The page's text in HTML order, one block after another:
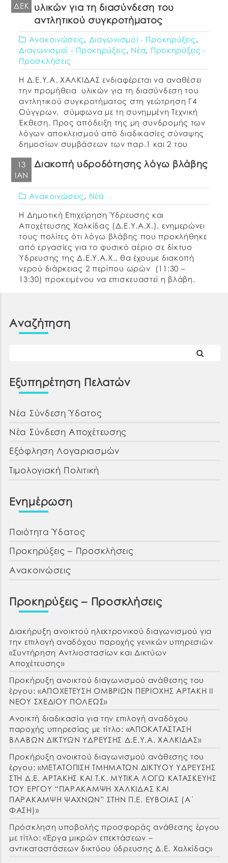
ΔΕΚ
υλικών για τη διασύνδεση του
αντλητικού συγκροτήματος
Ανακοινώσεις , Διαγωνισμοί - Προκηρύξεις ,
Διαγωνισμοί - Προκηρύξεις , Νέα, Προκηρύξεις -
Προσκλήσεις
Η Δ.Ε.Υ.Α. ΧΑΛΚΙΔΑΣ ενδιαφέρεται να αναθέσει
την προμήθεια υλικών για τη διασύνδεση του
αντλητικού συγκροτήματος στη γεώτρηση Γ4
Ούγγρων, σύμφωνα με τη συνημμένη Τεχνική
Έκθεση. Προς απόδειξη της μη συνδρομής των
λόγων αποκλεισμού από διαδικασίες σύναψης
δημοσίων συμβάσεων των παρ.1 και 2 του
μαζί με την προσφορά σας, να μας […]
13
ΙΑΝ
Διακοπή υδροδότησης λόγω βλάβης
Ανακοινώσεις , Νέα
Η Δημοτική Επιχείρηση Ύδρευσης και
Αποχέτευσης Χαλκίδας (Δ.Ε.Υ.Α.Χ.), ενημερώνει
τους πολίτες ότι λόγω βλάβης που προκλήθηκε
από εργασίες για το φυσικό αέριο σε δίκτυο
Ύδρευσης της Δ.Ε.Υ.Α.Χ., θα έχουμε διακοπή
νερού διάρκειας 2 περίπου ωρών (11:30 –
13:30) προκειμένου να επισκευαστεί η βλάβη.
Αναζήτηση
Εξυπηρέτηση Πελατών
Νέα Σύνδεση Ύδατος
Νέα Σύνδεση Αποχέτευσης
Εξόφληση Λογαριασμών
Τιμολογιακή Πολιτική
Ενημέρωση
Ποιότητα Ύδατος
Προκηρύξεις – Προσκλήσεις
Ανακοινώσεις
Προκηρύξεις – Προσκλήσεις
Διακήρυξη ανοικτού ηλεκτρονικού διαγωνισμού για
την επιλογή αναδόχου παροχής γενικών υπηρεσιών
«Συντήρηση Αντλιοστασίων και Δικτύων
Αποχέτευσης»
Προκήρυξη ανοικτού διαγωνισμού ανάθεσης του
έργου: «ΑΠΟΧΕΤΕΥΣΗ ΟΜΒΡΙΩΝ ΠΕΡΙΟΧΗΣ ΑΡΤΑΚΗ ΙΙ
ΝΕΟΥ ΣΧΕΔΙΟΥ ΠΟΛΕΩΣ»
Ανοικτή διαδικασία για την επιλογή αναδόχου
παροχής υπηρεσίας με τίτλο: «ΑΠΟΚΑΤΑΣΤΑΣΗ
ΒΛΑΒΩΝ ΔΙΚΤΥΩΝ ΥΔΡΕΥΣΗΣ Δ.Ε.Υ.Α. ΧΑΛΚΙΔΑΣ»
Προκήρυξη ανοικτού διαγωνισμού ανάθεσης του
έργου: «ΜΕΤΑΤΟΠΙΣΗ ΤΜΗΜΑΤΩΝ ΔΙΚΤΥΟΥ ΥΔΡΕΥΣΗΣ
ΣΤΗ Δ.Ε. ΑΡΤΑΚΗΣ ΚΑΙ Τ.Κ. ΜΥΤΙΚΑ ΛΟΓΩ ΚΑΤΑΣΚΕΥΗΣ
ΤΟΥ ΕΡΓΟΥ “ΠΑΡΑΚΑΜΨΗ ΧΑΛΚΙΔΑΣ ΚΑΙ
ΠΑΡΑΚΑΜΨΗ ΨΑΧΝΩΝ” ΣΤΗΝ Π.Ε. ΕΥΒΟΙΑΣ (Α΄
ΦΑΣΗ)»
Πρόσκληση υποβολής προσφοράς ανάθεσης έργου
με τίτλο: «Έργα μικρών επεκτάσεων –
αντικαταστάσεων δικτύου ύδρευσης Δ.Ε. Χαλκίδας»